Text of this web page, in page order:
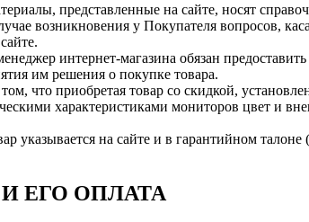
представленные на сайте, носят
возникновения у Покупателя вопросов,
интернет-магазина обязан
им решения о покупке товара.
что приобретая товар со скидкой,
характеристиками мониторов цвет и
указывается на сайте и в гарантийном
ЕГО ОПЛАТА